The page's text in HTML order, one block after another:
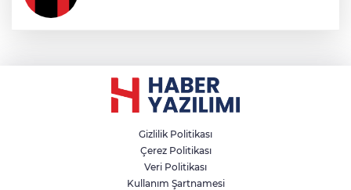
Gizlilik Politikası
Çerez Politikası
Veri Politikası
Kullanım Şartnamesi